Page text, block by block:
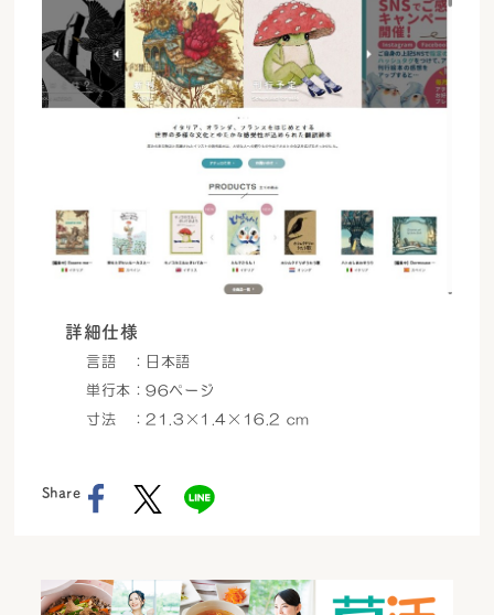
詳細仕様
言語 ：日本語
単行本：96ページ
寸法 ：21.3×1.4×16.2 cm
Share